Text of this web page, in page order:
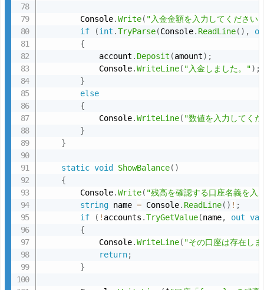
8.
1.
a
n
A
c
c
n
t.
s
8.
2.
        Console
.Write( "入金金額を入力してくださ
if
(int .TryParse(Console. ReadLine( ) ,
{
            account
. Deposit (amount) ;
            Console
.WriteLine( "入金しました。") ;
}
else
{
            Console
.WriteLine( "数値を入力してく
}
}
static void ShowBalance( )
{
        Console
.Write( "残高を確認する口座名義を
string name = Console. ReadLine( ) ! ;
if
( ! accounts .TryGetValue(name, out var
{
            Console
.WriteLine( "その口座は存在し
return;
}